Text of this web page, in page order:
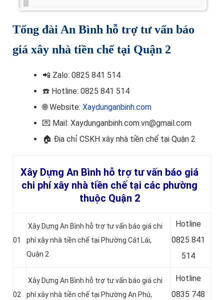
Tổng đài An Bình hỗ trợ tư vấn báo
giá xây nhà tiền chế tại Quận 2
📲 Zalo: 0825 841 514
☎️ Hotline: 0825 841 514
🌐 Website: Xaydunganbinh.com
💌 Mail: Xaydunganbinh.com.vn@gmail.com
🏠 Địa chỉ CSKH xây nhà tiền chế tại Quận 2
Xây Dựng An Bình hỗ trợ tư vấn báo giá
chi phí xây nhà tiền chế tại các phường
thuộc Quận 2
01
Xây Dựng An Bình hỗ trợ tư vấn báo giá chi
phí xây nhà tiền chế tại Phường Cát Lái,
Quận 2
Hotline
0825 841
514
02
Xây Dựng An Bình hỗ trợ tư vấn báo giá chi
phí xây nhà tiền chế tại Phường An Phú,
Hotline
0835 748